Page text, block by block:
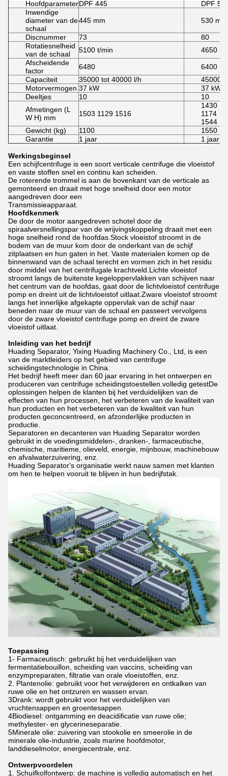
HoofdparameterDPF 445
DPF
Inwendige
diameter van de
schaal
445 mm 530 mm
Discnummer 73
80
Rotatiesnelheid
van de schaal
5100 t/min
4650
Afscheidende
factor
6480
6400
Capaciteit
35000 tot 40000 l/h
45000
Motorvermogen 37 kW
37 kW
Deeltjes
10
10
Afmetingen (L
W H) mm
1503 1129 1516
1430
1174
1544
Gewicht (kg)
1100
1550
Garantie
1 jaar 1 jaar
Werkingsbeginsel
Een schijfcentrifuge is een soort verticale centrifuge die vloeistof
en vaste stoffen snel en continu kan scheiden.
De roterende trommel is aan de bovenkant van de verticale as
gemonteerd en draait met hoge snelheid door een motor
aangedreven door een
Transmissieapparaat.
Hoofdkenmerk
De door de motor aangedreven schotel door de
spiraalversnellingspar van de wrijvingskoppeling draait met een
hoge snelheid rond de hoofdas.Stock vloeistof stroomt in de
bodem van de muur kom door de onderkant van de schijf
zitplaatsen en hun gaten in het. Vaste materialen komen op de
binnenwand van de schaal terecht en vormen zich in het residu
door middel van het centrifugale krachtveld.Lichte vloeistof
stroomt langs de buitenste kegeloppervlakken van schijven naar
het centrum van de hoofdas, gaat door de lichtvloeistof centrifuge
pomp en dreint uit de lichtvloeistof uitlaat.Zware vloeistof stroomt
langs het innerlijke afgekapte oppervlak van de schijf naar
beneden naar de muur van de schaal en passeert vervolgens
door de zware vloeistof centrifuge pomp en dreint de zware
vloeistof uitlaat.
Inleiding van het bedrijf
Huading Separator, Yixing Huading Machinery Co., Ltd, is een
van de marktleiders op het gebied van centrifuge
scheidingstechnologie in China.
Het bedrijf heeft meer dan 60 jaar ervaring in het ontwerpen en
produceren van centrifuge scheidingstoestellen.volledig getestDe
oplossingen helpen de klanten bij het verduidelijken van de
effecten van hun processen, het verbeteren van de kwaliteit van
hun producten en het verbeteren van de kwaliteit van hun
producten.geconcentreerd, en afzonderlijke producten in
productie.
Separatoren en decanteren van Huading Separator worden
gebruikt in de voedingsmiddelen-, dranken-, farmaceutische,
chemische, maritieme, olieveld, energie, mijnbouw, machinebouw
en afvalwaterzuivering, enz.
Huading Separator's organisatie werkt nauw samen met klanten
om hen te helpen vooruit te blijven in hun bedrijfstak.
Toepassing
1- Farmaceutisch: gebruikt bij het verduidelijken van
fermentatiebouillon, scheiding van vaccins, scheiding van
enzympreparaten, filtratie van orale vloeistoffen, enz.
2. Plantenolie: gebruikt voor het verwijderen en ontkalken van
ruwe olie en het ontzuren en wassen ervan.
3Drank: wordt gebruikt voor het verduidelijken van
vruchtensappen en groentesappen.
4Biodiesel: ontgamming en deacidificatie van ruwe olie;
methylester- en glycerineseparatie.
5Minerale olie: zuivering van stookolie en smeerolie in de
minerale olie-industrie, zoals marine hoofdmotor,
landdieselmotor, energiecentrale, enz.
Ontwerpvoordelen
1. Schuifkolfontwerp: de machine is volledig automatisch en het